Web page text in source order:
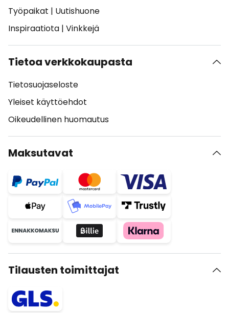
Työpaikat | Uutishuone
Inspiraatiota | Vinkkejä
Tietoa verkkokaupasta
Tietosuojaseloste
Yleiset käyttöehdot
Oikeudellinen huomautus
Maksutavat
Tilausten toimittajat